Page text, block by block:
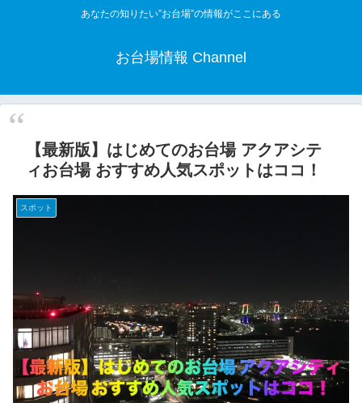
あなたの知りたい”お台場”の情報がここにある
お台場情報 Channel
【最新版】はじめてのお台場 アクアシテ
ィお台場 おすすめ人気スポットはココ！
スポット